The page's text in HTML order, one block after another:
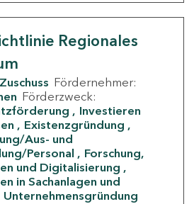
Regionales
Zuschuss Fördernehmer:
Förderzweck:
Investieren
Existenzgründung
Aus- und
Personal
Forschung,
und Digitalisierung
in Sachanlagen und
Unternehmensgründung